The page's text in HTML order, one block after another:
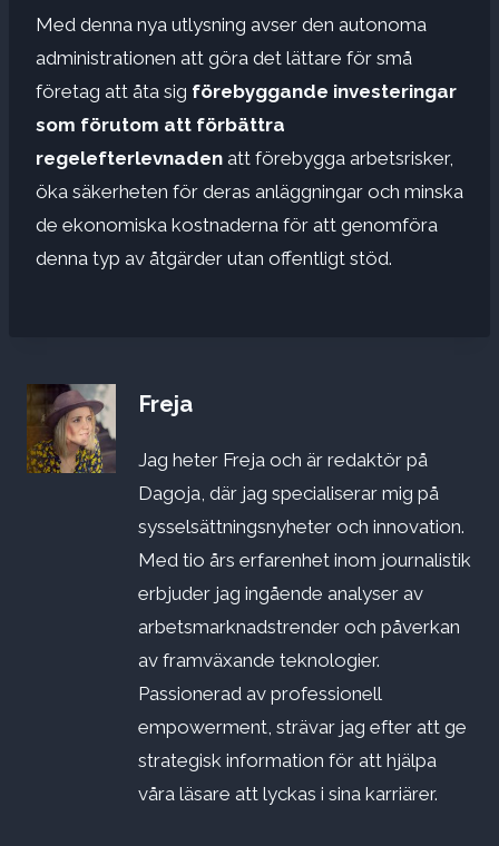
Med denna nya utlysning avser den autonoma
administrationen att göra det lättare för små
företag att åta sig förebyggande investeringar
som förutom att förbättra
regelefterlevnaden att förebygga arbetsrisker,
öka säkerheten för deras anläggningar och minska
de ekonomiska kostnaderna för att genomföra
denna typ av åtgärder utan offentligt stöd.
Freja
Jag heter Freja och är redaktör på
Dagoja, där jag specialiserar mig på
sysselsättningsnyheter och innovation.
Med tio års erfarenhet inom journalistik
erbjuder jag ingående analyser av
arbetsmarknadstrender och påverkan
av framväxande teknologier.
Passionerad av professionell
empowerment, strävar jag efter att ge
strategisk information för att hjälpa
våra läsare att lyckas i sina karriärer.